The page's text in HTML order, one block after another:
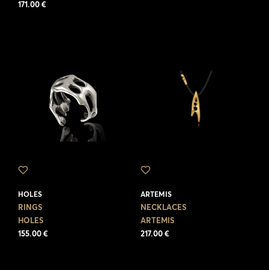
171.00 €
HOLES
RINGS
HOLES
155.00 €
ARTEMIS
NECKLACES
ARTEMIS
217.00 €